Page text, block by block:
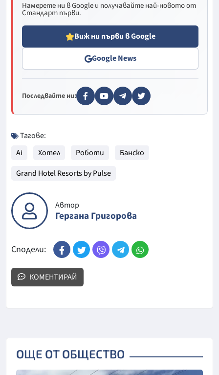
Намерете ни в Google и получавайте най-новото от
Стандарт първи.
Виж ни първи в Google
Google News
Последвайте ни:
Тагове:
Ai
Хотел Роботи
Банско
Grand Hotel Resorts by Pulse
Автор
Гергана Григорова
Сподели:
КОМЕНТИРАЙ
ОЩЕ ОТ ОБЩЕСТВО